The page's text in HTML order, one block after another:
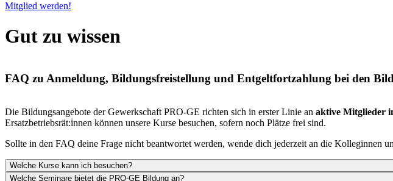
Mitglied werden!
Gut zu wissen
FAQ zu Anmeldung, Bildungsfreistellung und Entgeltfortzahlung bei den
Die Bildungsangebote der Gewerkschaft PRO-GE richten sich in erster Linie an aktive Mitglieder
Ersatzbetriebsrät:innen können unsere Kurse besuchen, sofern noch Plätze frei sind.
Sollte in den FAQ deine Frage nicht beantwortet werden, wende dich jederzeit an die Kolleginnen
Welche Kurse kann ich besuchen?
Welche Seminare bietet die PRO-GE Bildung an?